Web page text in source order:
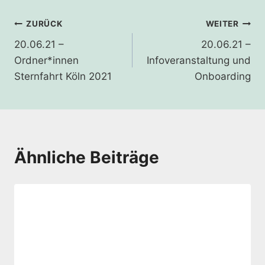
Beitragsnavigation
ZURÜCK
20.06.21 –
Ordner*innen
Sternfahrt Köln 2021
WEITER
20.06.21 –
Infoveranstaltung und
Onboarding
Ähnliche Beiträge